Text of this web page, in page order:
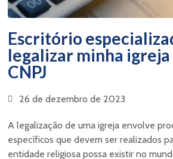
Escritório
legalizar minha
CNPJ
26 de dezembro de 2023
A legalização de uma igreja envolve
específicos que devem ser realizados
entidade religiosa possa existir no